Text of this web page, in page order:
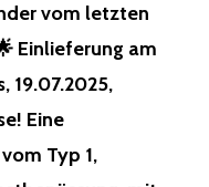
ÄR
vom letzten
Einlieferung am
19.07.2025,
Eine
Typ 1,